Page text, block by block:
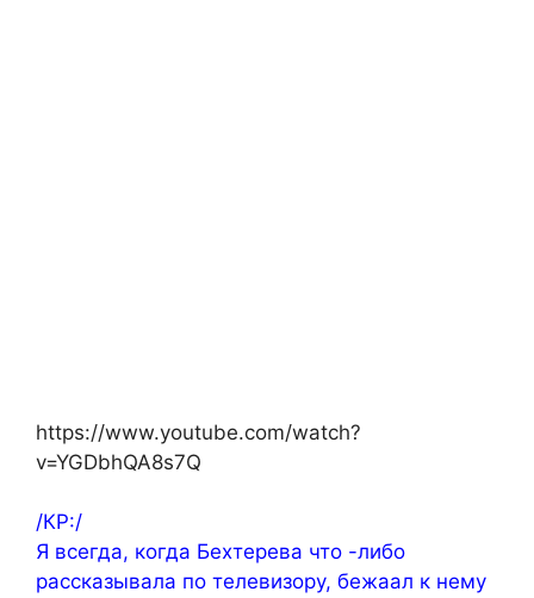
https://www.youtube.com/watch?
v=YGDbhQA8s7Q
/КР:/
Я всегда, когда Бехтерева что -либо
рассказывала по телевизору, бежаал к нему